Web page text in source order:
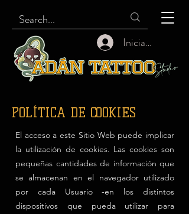
Iniciar sesión
POLÍTICA DE COOKIES
El acceso a este Sitio Web puede implicar
la utilización de cookies. Las cookies son
pequeñas cantidades de información que
se almacenan en el navegador utilizado
por cada Usuario -en los distintos
dispositivos que pueda utilizar para